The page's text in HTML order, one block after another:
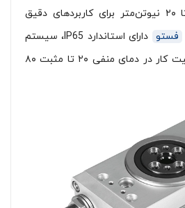
درجه و گشتاور ۰.۳۵ تا ۲۰ نیوتن‌متر برای کاربردهای دقیق
فستو
دارای استاندارد IP65، سیستم
میرایی هیدرولیک و قابلیت کار در دمای منفی ۲۰ تا مثبت ۸۰